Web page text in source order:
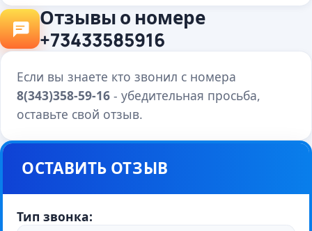
Отзывы о номере
+73433585916
Если вы знаете кто звонил с номера
8(343)358-59-16- убедительная просьба,
оставьте свой отзыв.
ОСТАВИТЬ ОТЗЫВ
Тип звонка: